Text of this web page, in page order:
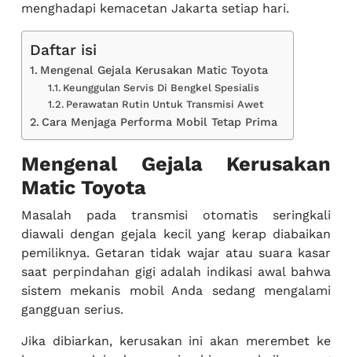
menghadapi kemacetan Jakarta setiap hari.
Daftar isi
Mengenal Gejala Kerusakan Matic Toyota
Keunggulan Servis Di Bengkel Spesialis
Perawatan Rutin Untuk Transmisi Awet
Cara Menjaga Performa Mobil Tetap Prima
Mengenal Gejala Kerusakan
Matic Toyota
Masalah pada transmisi otomatis seringkali
diawali dengan gejala kecil yang kerap diabaikan
pemiliknya. Getaran tidak wajar atau suara kasar
saat perpindahan gigi adalah indikasi awal bahwa
sistem mekanis mobil Anda sedang mengalami
gangguan serius.
Jika dibiarkan, kerusakan ini akan merembet ke